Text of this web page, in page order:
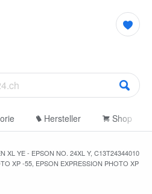
Hersteller Shop
XL YE - EPSON NO. 24XL Y, C13T24344010
XP -55, EPSON EXPRESSION PHOTO XP